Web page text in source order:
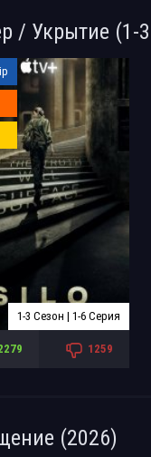
/ Укрытие (1-
1-3 Сезон | 1-6 Серия
1259
(2026)